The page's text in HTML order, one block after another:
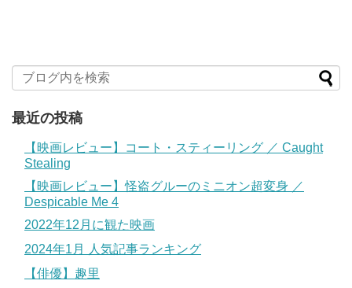
最近の投稿
【映画レビュー】コート・スティーリング ／ Caught
Stealing
【映画レビュー】怪盗グルーのミニオン超変身 ／
Despicable Me 4
2022年12月に観た映画
2024年1月 人気記事ランキング
【俳優】趣里